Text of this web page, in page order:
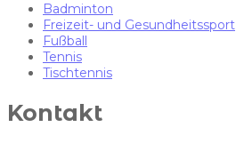
Badminton
Freizeit- und Gesundheitssport
Fußball
Tennis
Tischtennis
Kontakt